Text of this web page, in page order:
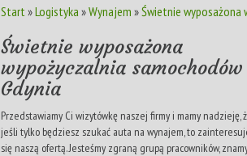
Start »Logistyka »Wynajem »Świetnie wyposażona
Świetnie wyposażona
wypożyczalnia samochodów
Gdynia
Przedstawiamy Ci wizytówkę naszej firmy i mamy nadzieję,
jeśli tylko będziesz szukać auta na wynajem, to
się naszą ofertą. Jesteśmy zgraną grupą pracowników,